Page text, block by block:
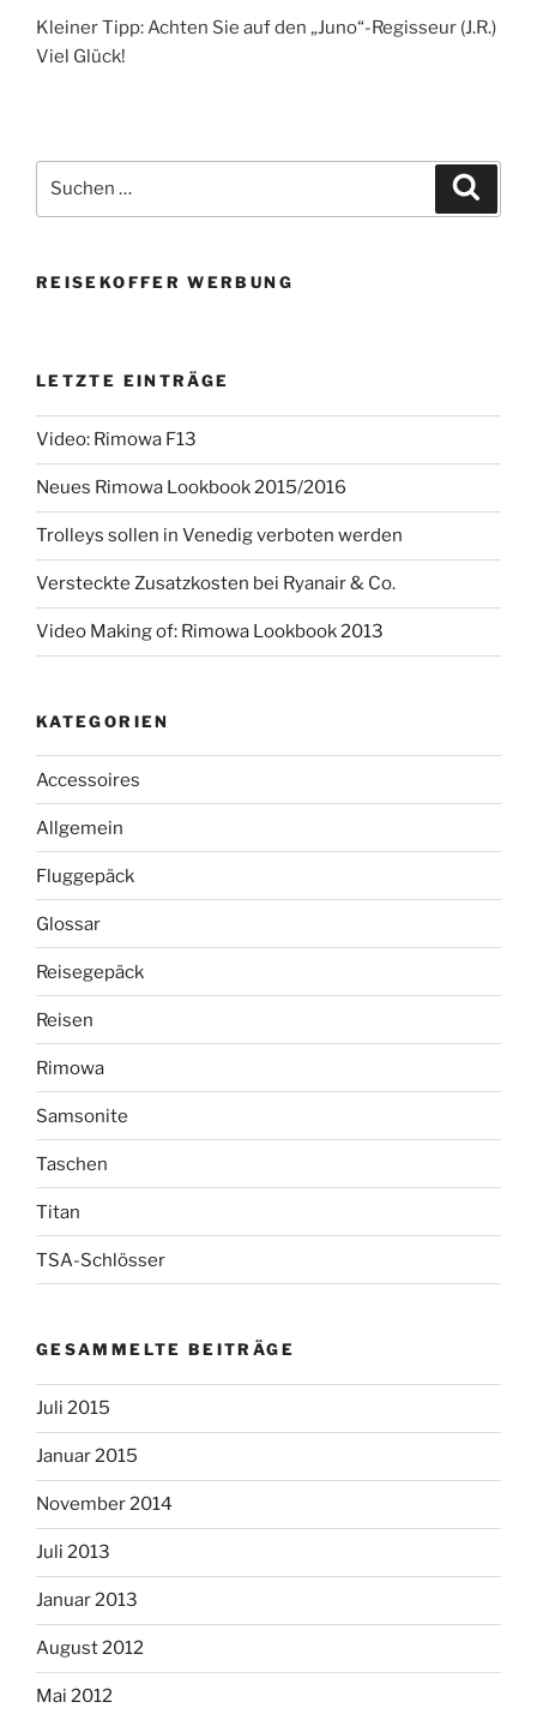
Kleiner Tipp: Achten Sie auf den „Juno“-Regisseur (J.R.)
Viel Glück!
nach:
REISEKOFFER WERBUNG
LETZTE EINTRÄGE
Video: Rimowa F13
Neues Rimowa Lookbook 2015/2016
Trolleys sollen in Venedig verboten werden
Versteckte Zusatzkosten bei Ryanair & Co.
Video Making of: Rimowa Lookbook 2013
KATEGORIEN
Accessoires
Allgemein
Fluggepäck
Glossar
Reisegepäck
Reisen
Rimowa
Samsonite
Taschen
Titan
TSA-Schlösser
GESAMMELTE BEITRÄGE
Juli 2015
Januar 2015
November 2014
Juli 2013
Januar 2013
August 2012
Mai 2012